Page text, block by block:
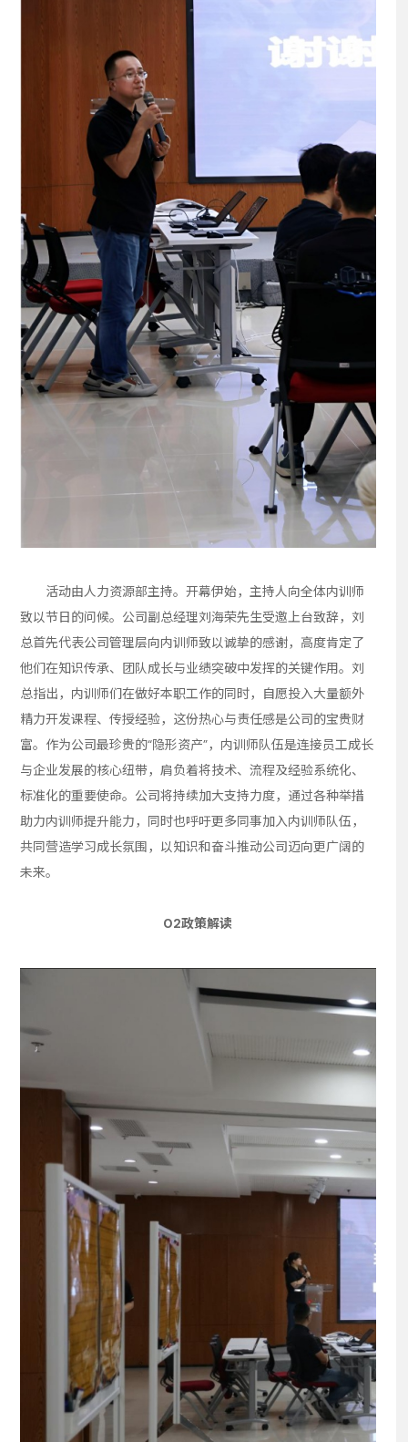
活动由人力资源部主持。开幕伊始，主持人向全体内训师
致以节日的问候。公司副总经理刘海荣先生受邀上台致辞，刘
总首先代表公司管理层向内训师致以诚挚的感谢，高度肯定了
他们在知识传承、团队成长与业绩突破中发挥的关键作用。刘
总指出，内训师们在做好本职工作的同时，自愿投入大量额外
精力开发课程、传授经验，这份热心与责任感是公司的宝贵财
富。作为公司最珍贵的“隐形资产”，内训师队伍是连接员工成长
与企业发展的核心纽带，肩负着将技术、流程及经验系统化、
标准化的重要使命。公司将持续加大支持力度，通过各种举措
助力内训师提升能力，同时也呼吁更多同事加入内训师队伍，
共同营造学习成长氛围，以知识和奋斗推动公司迈向更广阔的
未来。
02政策解读